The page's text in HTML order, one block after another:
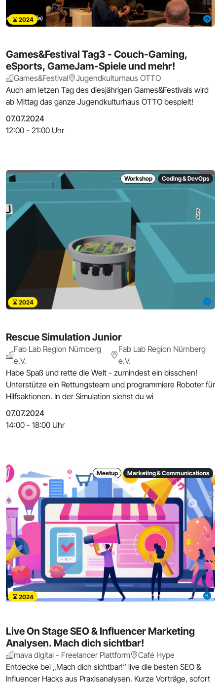
2024
Games&Festival Tag3 - Couch-Gaming,
eSports, GameJam-Spiele und mehr!
Games&Festival
Jugendkulturhaus OTTO
Auch am letzen Tag des diesjährigen Games&Festivals wird
ab Mittag das ganze Jugendkulturhaus OTTO bespielt!
07.07.2024
12:00 - 21:00 Uhr
Workshop Coding & DevOps
2024
Rescue Simulation Junior
Fab Lab Region Nürnberg
e.V.
Fab Lab Region Nürnberg
e.V.
Habe Spaß und rette die Welt - zumindest ein bisschen!
Unterstütze ein Rettungsteam und programmiere Roboter für
Hilfsaktionen. In der Simulation siehst du wi
07.07.2024
14:00 - 18:00 Uhr
Meetup Marketing & Communications
2024
Live On Stage SEO & Influencer Marketing
Analysen. Mach dich sichtbar!
mava digital - Freelancer Plattform
Café Hype
Entdecke bei „Mach dich sichtbar!“ live die besten SEO &
Influencer Hacks aus Praxisanalysen. Kurze Vorträge, sofort